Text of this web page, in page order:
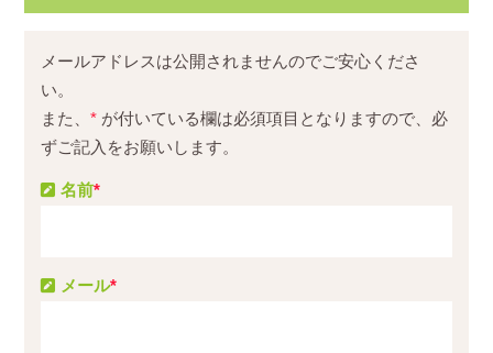
メールアドレスは公開されませんのでご安心くださ
い。
また、* が付いている欄は必須項目となりますので、必
ずご記入をお願いします。
名前*
メール*